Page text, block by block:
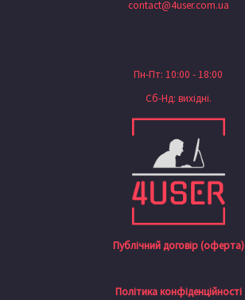
contact@4user.com.ua
Пн-Пт: 10:00 - 18:00
Сб-Нд: вихідні.
Публічний договір (оферта)
Політика конфіденційності